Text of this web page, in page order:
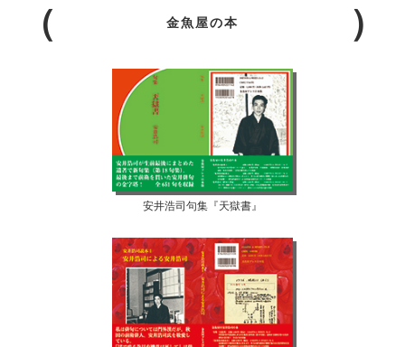
金魚屋の本
安井浩司句集『天獄書』